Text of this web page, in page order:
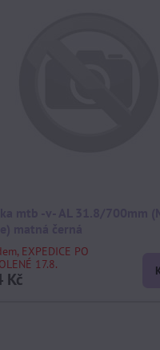
EXPEDICE PO
17.8.
Kč